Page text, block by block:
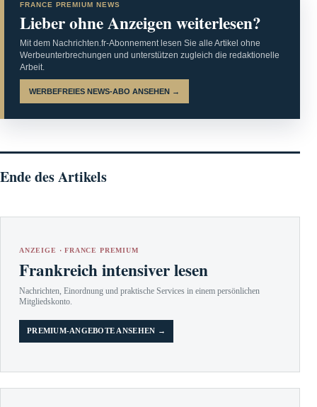
FRANCE PREMIUM NEWS
Lieber ohne Anzeigen weiterlesen?
Mit dem Nachrichten.fr-Abonnement lesen Sie alle Artikel ohne
Werbeunterbrechungen und unterstützen zugleich die redaktionelle
Arbeit.
WERBEFREIES NEWS-ABO ANSEHEN →
Ende des Artikels
ANZEIGE · FRANCE PREMIUM
Frankreich intensiver lesen
Nachrichten, Einordnung und praktische Services in einem persönlichen
Mitgliedskonto.
PREMIUM-ANGEBOTE ANSEHEN →